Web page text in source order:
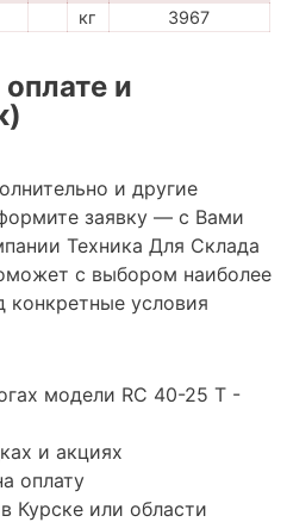
кг 3967
и
и другие
заявку — с Вами
Техника Для Склада
с выбором наиболее
условия
модели RC 40-25 T -
и акциях
оплату
Курске или области